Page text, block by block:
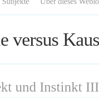
versus
und Instinkt